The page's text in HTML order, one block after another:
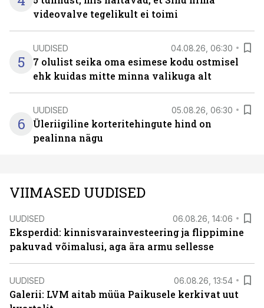
videovalve tegelikult ei toimi
5
UUDISED 04.08.26, 06:30
7 olulist seika oma esimese kodu ostmisel
ehk kuidas mitte minna valikuga alt
6
UUDISED 05.08.26, 06:30
Üleriigiline korteritehingute hind on
pealinna nägu
VIIMASED UUDISED
UUDISED 06.08.26, 14:06
Eksperdid: kinnisvarainvesteering ja flippimine
pakuvad võimalusi, aga ära armu sellesse
UUDISED 06.08.26, 13:54
Galerii: LVM aitab müüa Paikusele kerkivat uut